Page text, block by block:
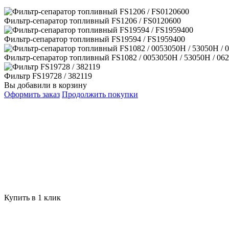
Фильтр-сепаратор топливный FS1206 / FS0120600
Фильтр-сепаратор топливный FS19594 / FS1959400
Фильтр-сепаратор топливный FS1082 / 0053050Н / 53050H /
Фильтр FS19728 / 382119
Вы добавили в корзину
Оформить заказ Продолжить покупки
Купить в 1 клик